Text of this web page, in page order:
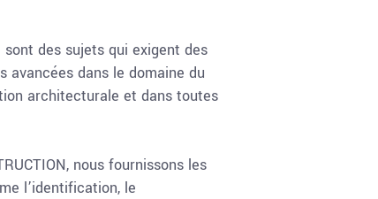
sont des sujets qui exigent des
avancées dans le domaine du
architecturale et dans toutes
nous fournissons les
l’identification, le